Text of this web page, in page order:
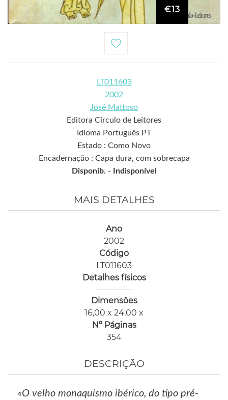
€13
LT011603
2002
José Mattoso
Editora Círculo de Leitores
Idioma Português PT
Estado : Como Novo
Encadernação : Capa dura, com sobrecapa
Disponib. - Indisponível
MAIS DETALHES
Ano
2002
Código
LT011603
Detalhes físicos
Dimensões
16,00 x 24,00 x
Nº Páginas
354
DESCRIÇÃO
«O velho monaquismo ibérico, do tipo pré-